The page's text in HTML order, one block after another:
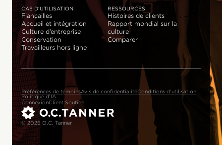
CAS D’UTILISATION
Fiançailles
Accueil et intégration
Culture d’entreprise
Conservation
Travailleurs hors ligne
RESSOURCES
Histoires de clients
Rapport mondial sur la
culture
Comparer
Préférences de témoinsAvis de confidentialitéConditions d’utilisation
Politique d’IA
ConnexionClient Soutien
© 2026 O.C. Tanner